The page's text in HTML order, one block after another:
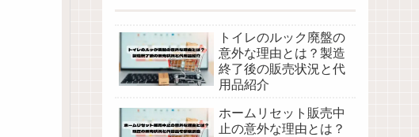
トイレのルック廃盤の
意外な理由とは？製造
終了後の販売状況と代
用品紹介
ホームリセット販売中
止の意外な理由とは？